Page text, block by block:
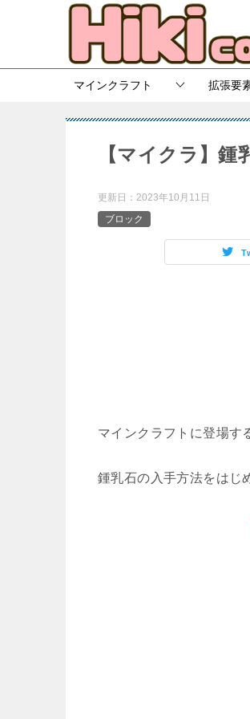
マインクラフト 拡張要
【マイクラ】
更新日： 2023年10月11日
ブロック
マインクラフトに登場す
鍾乳石の入手方法をはじ